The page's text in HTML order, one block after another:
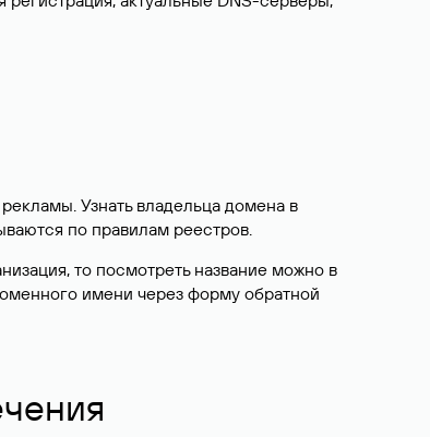
Узнать владельца домена в
по правилам реестров.
то посмотреть название можно в
имени через форму обратной